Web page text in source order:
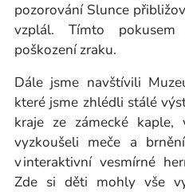
pozorování Slunce
vzplál. Tímto pokusem
poškození zraku.
Dále jsme navštívili
které jsme zhlédli stálé
kraje ze zámecké kaple,
vyzkoušeli meče a
v interaktivní vesmírné
Zde si děti mohly vše